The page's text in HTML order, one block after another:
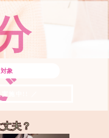
対象
施中!! ／
夫？